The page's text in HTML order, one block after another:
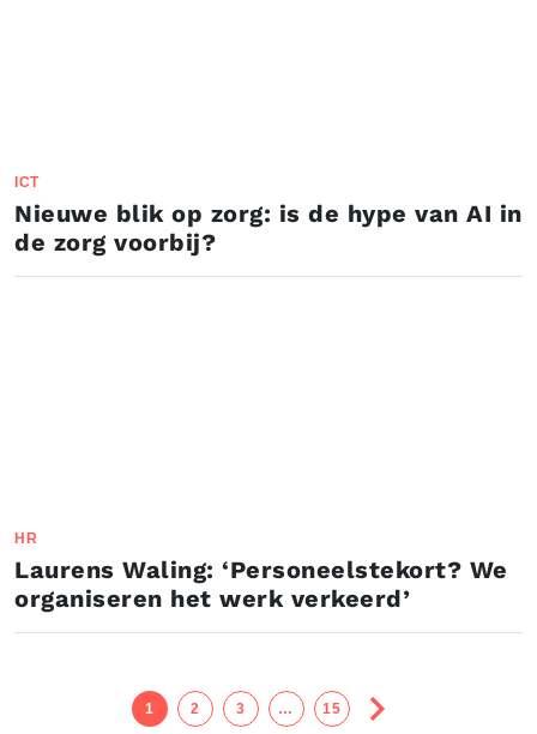
ICT
Nieuwe blik op zorg: is de hype van AI in
de zorg voorbij?
HR
Laurens Waling: ‘Personeelstekort? We
organiseren het werk verkeerd’
1 2 3 … 15